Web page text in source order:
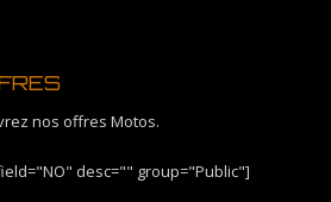
nos offres Motos.
desc="" group="Public"]